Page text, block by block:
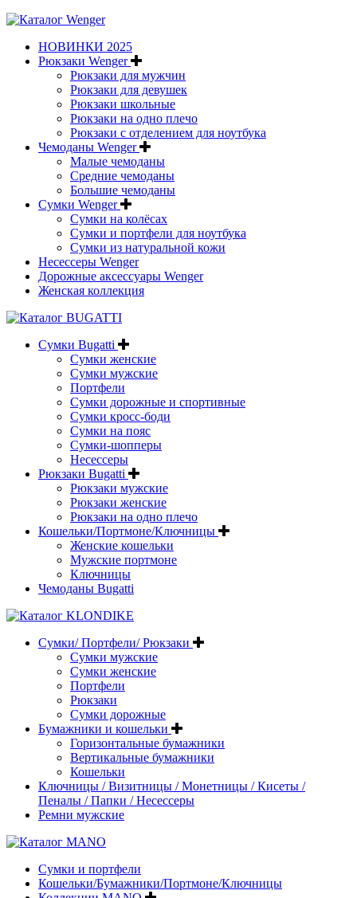
НОВИНКИ 2025
Рюкзаки Wenger
Рюкзаки для мужчин
Рюкзаки для девушек
Рюкзаки школьные
Рюкзаки на одно плечо
Рюкзаки с отделением для ноутбука
Чемоданы Wenger
Малые чемоданы
Средние чемоданы
Большие чемоданы
Сумки Wenger
Сумки на колёсах
Сумки и портфели для ноутбука
Сумки из натуральной кожи
Несессеры Wenger
Дорожные аксессуары Wenger
Женская коллекция
Сумки Bugatti
Сумки женские
Сумки мужские
Портфели
Сумки дорожные и спортивные
Сумки кросс-боди
Сумки на пояс
Сумки-шопперы
Несессеры
Рюкзаки Bugatti
Рюкзаки мужские
Рюкзаки женские
Рюкзаки на одно плечо
Кошельки/Портмоне/Ключницы
Женские кошельки
Мужские портмоне
Ключницы
Чемоданы Bugatti
Сумки/ Портфели/ Рюкзаки
Сумки мужские
Сумки женские
Портфели
Рюкзаки
Сумки дорожные
Бумажники и кошельки
Горизонтальные бумажники
Вертикальные бумажники
Кошельки
Ключницы / Визитницы / Монетницы / Кисеты /
Пеналы / Папки / Несессеры
Ремни мужские
Сумки и портфели
Кошельки/Бумажники/Портмоне/Ключницы